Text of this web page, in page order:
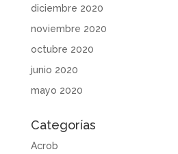
diciembre 2020
noviembre 2020
octubre 2020
junio 2020
mayo 2020
Categorías
Acrob